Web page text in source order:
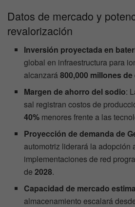
Datos de mercado y
revalorización
Inversión proyectada en
global en infraestructura para
alcanzará800,000 millones
Margen de ahorro del sodio:
sal registran costos de
40% menores frente a las
Proyección de demanda de
automotriz liderará la adopción
implementaciones de red
de2028.
Capacidad de mercado
almacenamiento escalará